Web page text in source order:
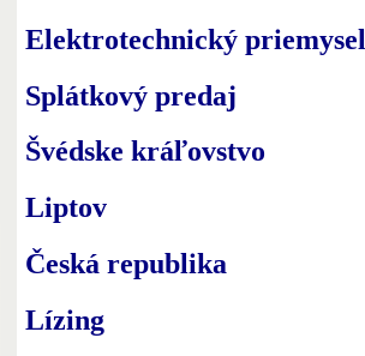
Elektrotechnický priemysel
Splátkový predaj
Švédske kráľovstvo
Liptov
Česká republika
Lízing